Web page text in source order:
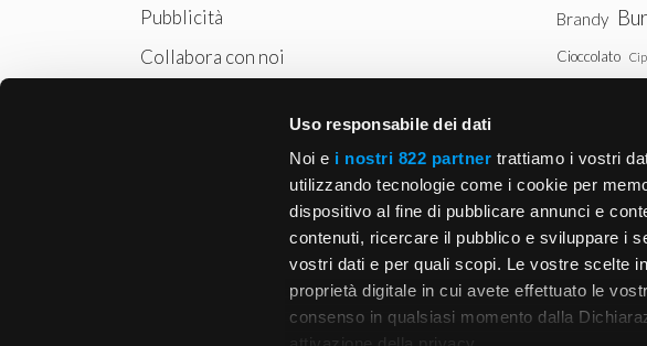
Uso responsabile dei dati
Noi e i nostri 822 partner trattiamo i vostri
utilizzando tecnologie come i cookie per
dispositivo al fine di pubblicare annunci e
contenuti, ricercare il pubblico e sviluppare i
vostri dati e per quali scopi. Le vostre scelte
proprietà digitale in cui avete effettuato le
consenso in qualsiasi momento dalla
Pubblicità
Collabora con noi
Brandy
Cioccolato
Patate
Spinaci
Vodka